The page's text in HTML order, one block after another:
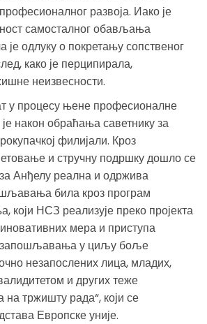
развоја. Иако је
самосталног обављања
је одлуку о покретању сопственог
како је перципирала,
неизвесности.
у процесу њене професионалне
након обраћања саветнику за
филијали. Кроз
и стручну подршку дошло се
Анђелу реална и одржива
била кроз програм
НСЗ реализује преко пројекта
мера и приступа
запошљавања у циљу боље
незапослених лица, младих,
и других теже
тржишту рада“, који се
Европске уније.